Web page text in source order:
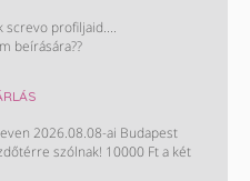
screvo profiljaid....
beírására??
2026.08.08-ai Budapest
szólnak! 10000 Ft a két